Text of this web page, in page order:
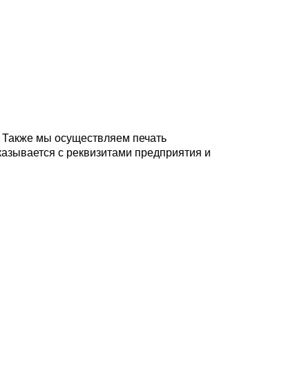
Также мы осуществляем печать
с реквизитами предприятия и